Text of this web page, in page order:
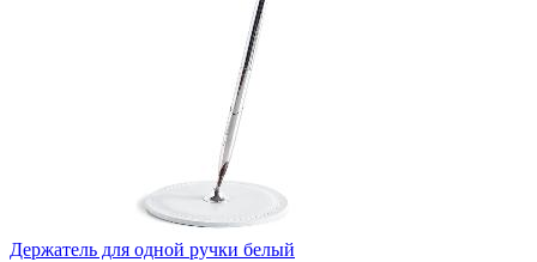
Держатель для одной ручки белый